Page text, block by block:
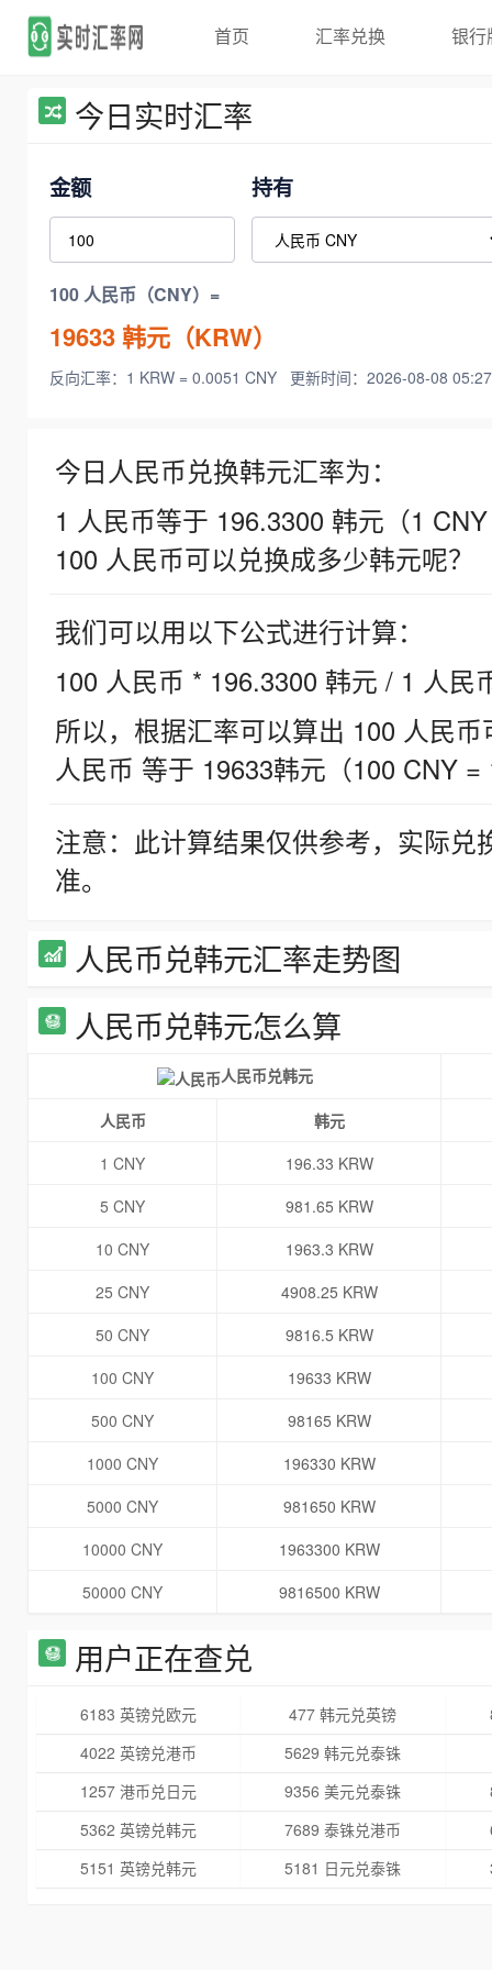
首页 汇率兑换 银行
今日实时汇率
金额 持有
100 人民币（CNY）=
19633韩元（KRW）
反向汇率：1 KRW = 0.0051 CNY 更新时间：2026-08-08
今日人民币兑换韩元汇率为：
1 人民币等于 196.3300 韩元（1
100 人民币可以兑换成多少韩元呢？
我们可以用以下公式进行计算：
100 人民币 * 196.3300 韩元 / 1 人民
所以，根据汇率可以算出 100 人民
人民币 等于 19633韩元（100 CNY =
注意：此计算结果仅供参考，实际
准。
人民币兑韩元汇率走势图
人民币兑韩元怎么算
人民币兑韩元
人民币
韩元
1 CNY
196.33 KRW
5 CNY
981.65 KRW
10 CNY
1963.3 KRW
25 CNY
4908.25 KRW
50 CNY
9816.5 KRW
100 CNY
19633 KRW
500 CNY
98165 KRW
1000 CNY
196330 KRW
5000 CNY
981650 KRW
10000 CNY
1963300 KRW
50000 CNY
9816500 KRW
用户正在查兑
6183 英镑兑欧元 477 韩元兑英镑
4022 英镑兑港币
5629 韩元兑泰铢
1257 港币兑日元
9356 美元兑泰铢
5362 英镑兑韩元
7689 泰铢兑港币
5151 英镑兑韩元
5181 日元兑泰铢